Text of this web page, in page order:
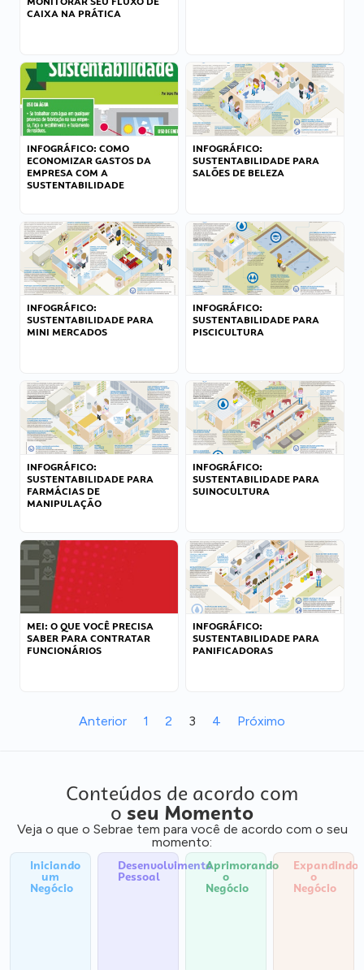
CAIXA NA PRÁTICA
INFOGRÁFICO: COMO
ECONOMIZAR GASTOS DA
EMPRESA COM A
SUSTENTABILIDADE
INFOGRÁFICO:
SUSTENTABILIDADE PARA
SALÕES DE BELEZA
INFOGRÁFICO:
SUSTENTABILIDADE PARA
MINI MERCADOS
INFOGRÁFICO:
SUSTENTABILIDADE PARA
PISCICULTURA
INFOGRÁFICO:
SUSTENTABILIDADE PARA
FARMÁCIAS DE
MANIPULAÇÃO
INFOGRÁFICO:
SUSTENTABILIDADE PARA
SUINOCULTURA
MEI: O QUE VOCÊ PRECISA
SABER PARA CONTRATAR
FUNCIONÁRIOS
INFOGRÁFICO:
SUSTENTABILIDADE PARA
PANIFICADORAS
Anterior 1 2 3 4 Próximo
Conteúdos de acordo com
o seu Momento
Veja o que o Sebrae tem para você de acordo com o seu
momento:
Iniciando
um
Negócio
Desenvolvimento
Pessoal
Aprimorando
o
Negócio
Expandindo
o
Negócio